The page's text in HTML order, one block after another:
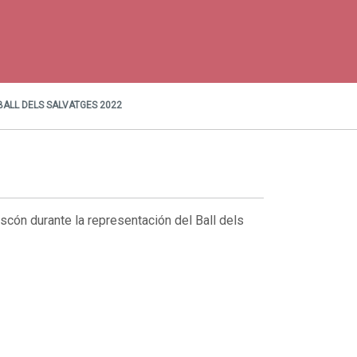
DELS SALVATGES 2022
durante la representación del Ball dels